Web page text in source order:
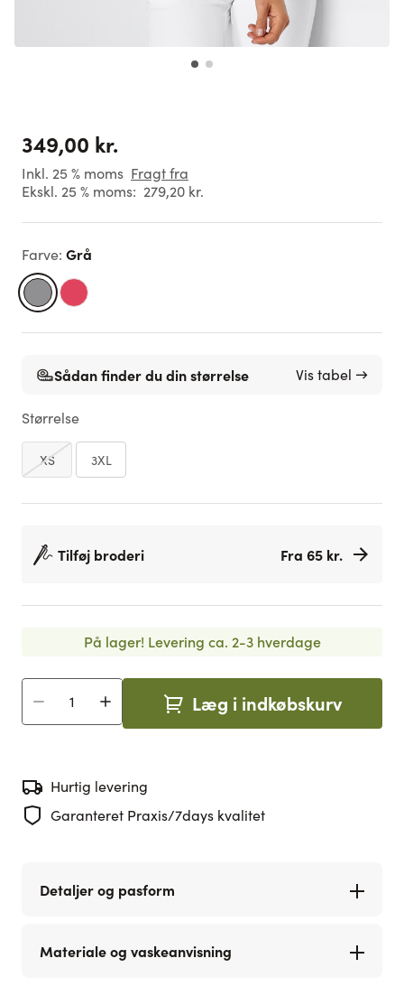
349,00 kr.
Inkl. 25 % moms Fragt fra
Ekskl. 25 % moms: 279,20 kr.
Farve: Grå
Sådan finder du din størrelse Vis tabel →
Størrelse
XS 3XL
Tilføj broderi Fra 65 kr.
På lager! Levering ca. 2-3 hverdage
Antal Læg i indkøbskurv
Hurtig levering
Garanteret Praxis/7days kvalitet
Detaljer og pasform
Materiale og vaskeanvisning